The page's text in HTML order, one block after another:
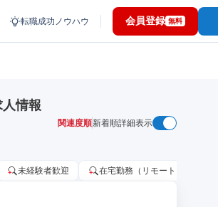
転職成功ノウハウ 会員登録 無料
情報
関連度順新着順詳細表示
未経験者歓迎 在宅勤務（リモートワーク）OK